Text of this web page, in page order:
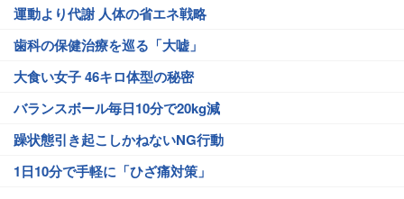
運動より代謝 人体の省エネ戦略
歯科の保健治療を巡る「大嘘」
大食い女子 46キロ体型の秘密
バランスボール毎日10分で20kg減
躁状態引き起こしかねないNG行動
1日10分で手軽に「ひざ痛対策」